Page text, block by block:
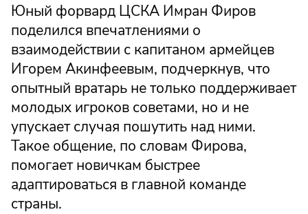
Юный форвард ЦСКА Имран Фиров
поделился впечатлениями о
взаимодействии с капитаном армейцев
Игорем Акинфеевым, подчеркнув, что
опытный вратарь не только поддерживает
молодых игроков советами, но и не
упускает случая пошутить над ними.
Такое общение, по словам Фирова,
помогает новичкам быстрее
адаптироваться в главной команде
страны.